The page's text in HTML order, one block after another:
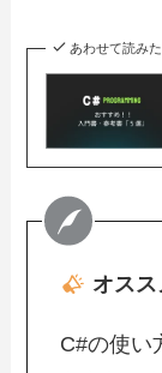
あわせて読み
オス
C#の使い